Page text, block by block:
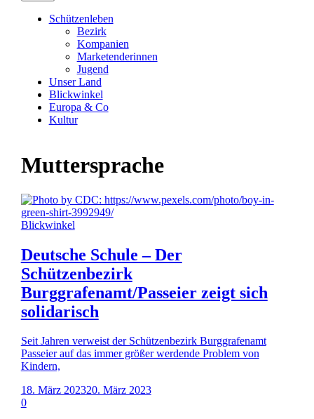
Schützenleben
Bezirk
Kompanien
Marketenderinnen
Jugend
Unser Land
Blickwinkel
Europa & Co
Kultur
Muttersprache
Blickwinkel
Deutsche Schule – Der
Schützenbezirk
Burggrafenamt/Passeier zeigt sich
solidarisch
Seit Jahren verweist der Schützenbezirk Burggrafenamt
Passeier auf das immer größer werdende Problem von
Kindern,
18. März 202320. März 2023
0